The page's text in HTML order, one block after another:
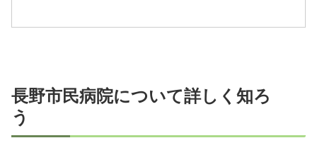
長野市民病院について詳しく知ろ
う